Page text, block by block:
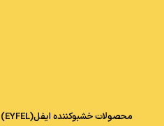
محصولات خشبوکننده ایفل(EYFEL)